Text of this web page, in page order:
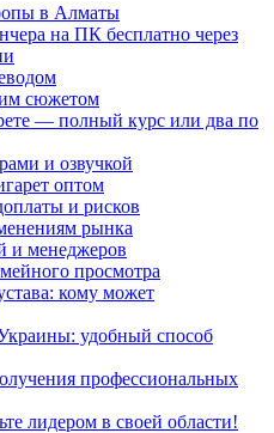
в Алматы
на ПК бесплатно через
сюжетом
— полный курс или два по
и озвучкой
оптом
и рисков
рынка
и менеджеров
просмотра
кому может
удобный способ
профессиональных
лидером в своей области!